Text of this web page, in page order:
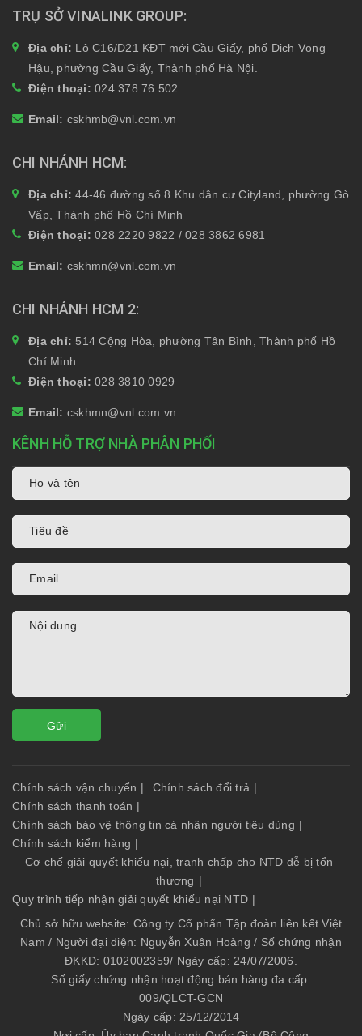
TRỤ SỞ VINALINK GROUP
Địa chỉ: Lô C16/D21 KĐT mới Cầu Giấy, phố Dịch Vọng
Hậu, phường Cầu Giấy, Thành phố Hà Nội.
Điện thoại: 024 378 76 502
Email: cskhmb@vnl.com.vn
CHI NHÁNH HCM
Địa chỉ:44-46 đường số 8 Khu dân cư Cityland, phường Gò
Vấp, Thành phố Hồ Chí Minh
Điện thoại: 028 2220 9822 / 028 3862 6981
Email: cskhmn@vnl.com.vn
CHI NHÁNH HCM 2
Địa chỉ: 514 Cộng Hòa, phường Tân Bình, Thành phố Hồ
Chí Minh
Điện thoại: 028 3810 0929
Email: cskhmn@vnl.com.vn
KÊNH HỖ TRỢ NHÀ PHÂN PHỐI
Gửi
Chính sách vận chuyển | Chính sách đổi trả |
Chính sách thanh toán |
Chính sách bảo vệ thông tin cá nhân người tiêu dùng |
Chính sách kiểm hàng |
Cơ chế giải quyết khiếu nại, tranh chấp cho NTD dễ bị tổn
thương |
Quy trình tiếp nhận giải quyết khiếu nại NTD |
Chủ sở hữu website: Công ty Cổ phẩn Tập đoàn liên kết Việt
Nam / Người đại diện: Nguyễn Xuân Hoàng / Số chứng nhận
ĐKKD: 0102002359/ Ngày cấp: 24/07/2006.
Số giấy chứng nhận hoạt động bán hàng đa cấp:
009/QLCT-GCN
Ngày cấp: 25/12/2014